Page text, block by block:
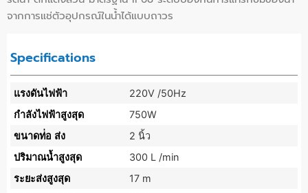
จากการแช่ตัวอุปกรณ์ในน้ำได้แบบถาวร
Specifications
แรงดันไฟฟ้า
220V /50Hz
กำลังไฟฟ้าสูงสุด
750W
ขนาดท่่อ ส่ง
2 นิ้ว
ปริมาณน้ำสูงสุด
300 L /min
ระยะส่งสูงสุด
17 m